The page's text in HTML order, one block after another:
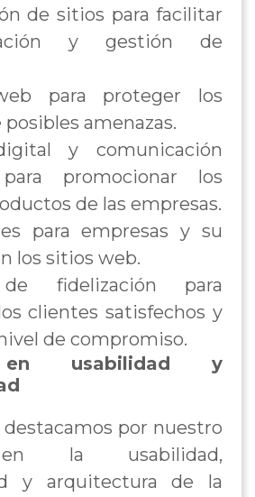
de sitios para facilitar
y gestión de
para proteger los
amenazas.
y comunicación
promocionar los
de las empresas.
para empresas y su
los sitios web.
de fidelización para
clientes satisfechos y
de compromiso.
en usabilidad y
destacamos por nuestro
la usabilidad,
y arquitectura de la